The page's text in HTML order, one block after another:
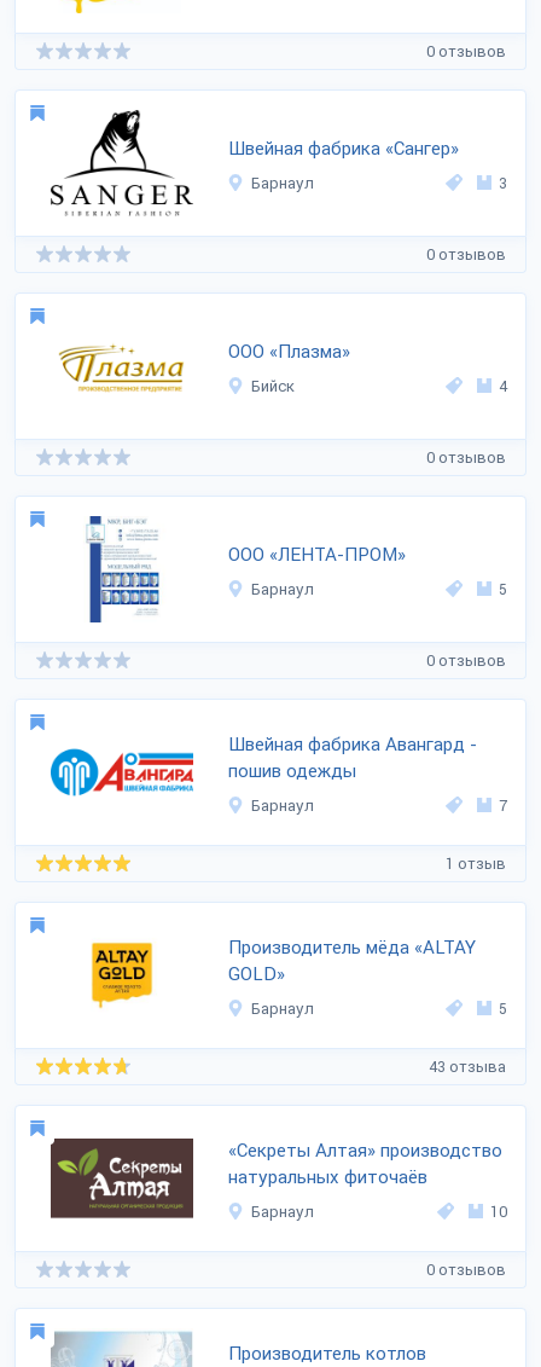
0 отзывов
Швейная фабрика «Сангер»
Барнаул 3
0 отзывов
ООО «Плазма»
Бийск 4
0 отзывов
ООО «ЛЕНТА-ПРОМ»
Барнаул 5
0 отзывов
Швейная фабрика Авангард -
пошив одежды
Барнаул 7
1 отзыв
Производитель мёда «ALTAY
GOLD»
Барнаул 5
43 отзыва
«Секреты Алтая» производство
натуральных фиточаёв
Барнаул 10
0 отзывов
Производитель котлов